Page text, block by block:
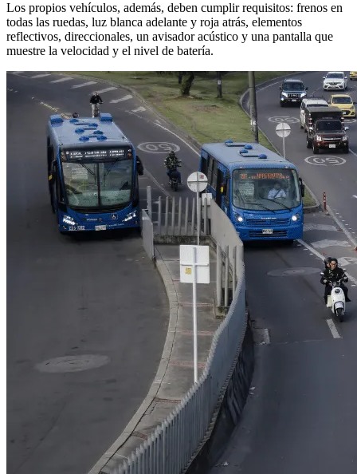
Los propios vehículos, además, deben cumplir requisitos: frenos en
todas las ruedas, luz blanca adelante y roja atrás, elementos
reflectivos, direccionales, un avisador acústico y una pantalla que
muestre la velocidad y el nivel de batería.